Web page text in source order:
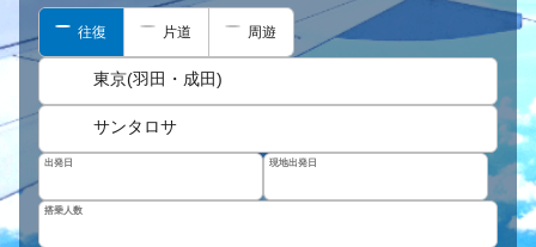
往復 片道 周遊
東京(羽田・成田)
サンタロサ
出発日 現地出発日
搭乗人数